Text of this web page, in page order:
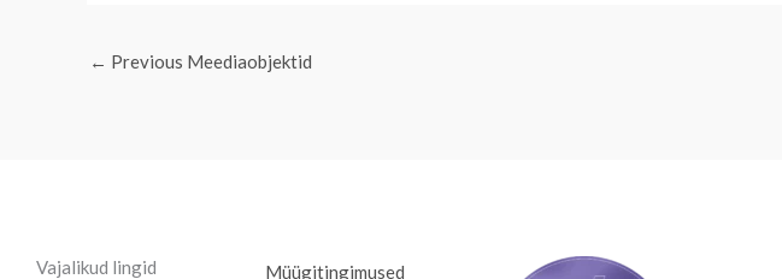
← Previous Meediaobjektid
Vajalikud lingid Müügitingimused